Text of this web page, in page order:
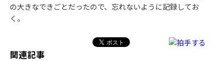
の大きなできごとだったので、忘れないように記録してお
く。
関連記事